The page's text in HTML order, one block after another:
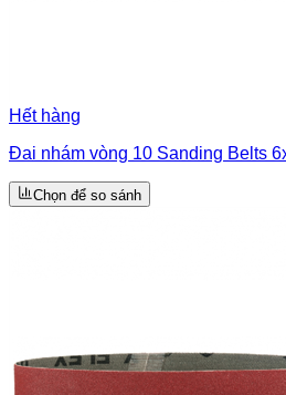
Hết hàng
Đai nhám vòng 10 Sanding Belts
Chọn để so sánh